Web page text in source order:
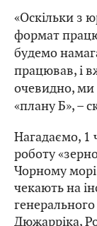
«Оскільки з
формат
будемо
працював, і
очевидно, ми
«плану Б», –
Нагадаємо, 1
роботу
Чорному морі
чекають на
Дюжарріка,